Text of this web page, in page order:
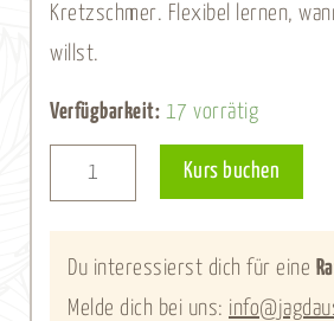
Kretzschmer. Flexibel lernen,
willst.
Verfügbarkeit: 17 vorrätig
Praxiskurs
zum
-
12.01.
Kurs buchen
Du interessierst dich für eine
Melde dich bei uns: